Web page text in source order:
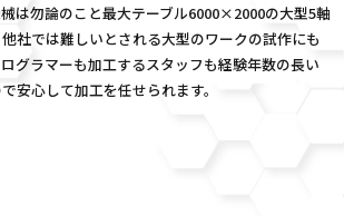
は勿論のこと最大テーブル6000×2000の大型5軸
社では難しいとされる大型のワークの試作にも
グラマーも加工するスタッフも経験年数の長い
安心して加工を任せられます。